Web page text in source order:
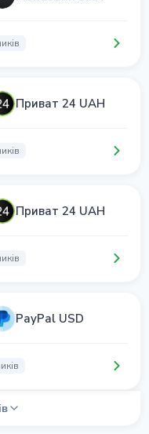
Приват 24 UAH
Приват 24 UAH
PayPal USD